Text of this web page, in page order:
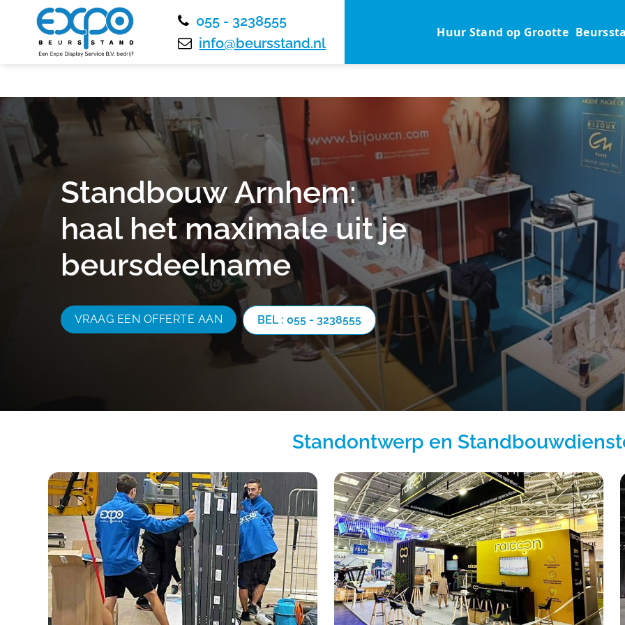
055 - 3238555
info@beursstand.nl
Huur Stand op Grootte
Standbouw Arnhem:
haal het maximale uit je
beursdeelname
VRAAG EEN OFFERTE AAN BEL : 055 - 3238555
Standontwerp en